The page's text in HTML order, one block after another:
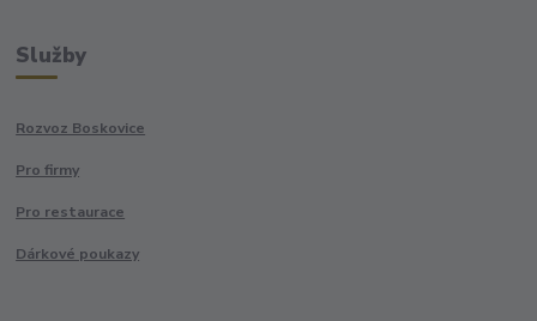
Služby
Rozvoz Boskovice
Pro firmy
Pro restaurace
Dárkové poukazy